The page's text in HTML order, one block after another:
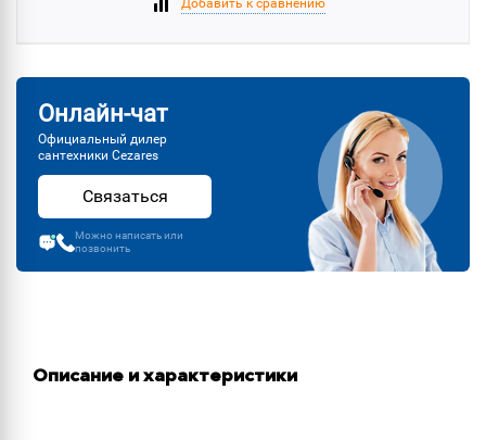
Добавить к сравнению
Онлайн-чат
Официальный дилер
сантехники Cezares
Связаться
Можно написать или
позвонить
Описание и характеристики